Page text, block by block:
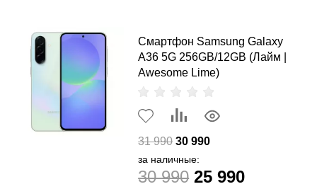
Смартфон Samsung Galaxy
A36 5G 256GB/12GB (Лайм |
Awesome Lime)
31 990 30 990
за наличные:
30 990 25 990